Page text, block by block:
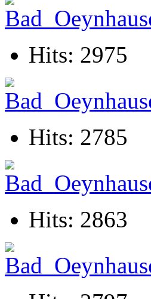
Hits: 2975
Hits: 2785
Hits: 2863